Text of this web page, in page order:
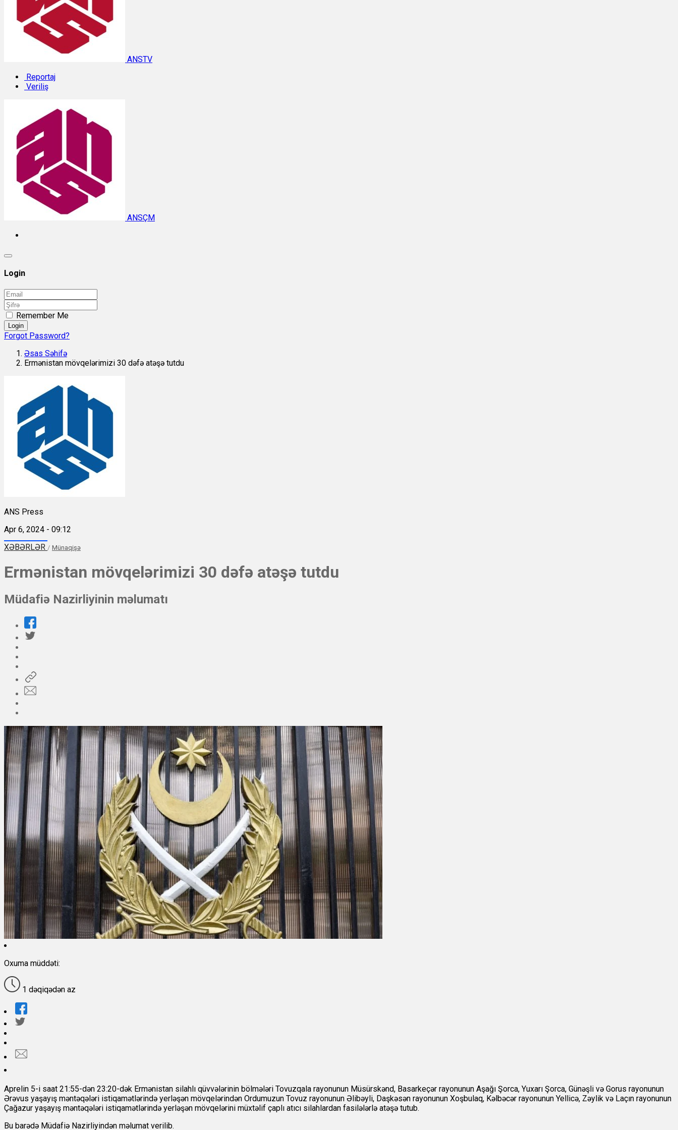
ANSTV
Reportaj
Veriliş
ANSÇM
Login
Remember Me
Login
Forgot Password?
Əsas Səhifə
Ermənistan mövqelərimizi 30 dəfə atəşə tutdu
ANS Press
Apr 6, 2024 - 09:12
XƏBƏRLƏR / Münaqişə
Ermənistan mövqelərimizi 30 dəfə atəşə tutdu
Müdafiə Nazirliyinin məlumatı
Oxuma müddəti:
1 dəqiqədən az
Aprelin 5-i saat 21:55-dən 23:20-dək Ermənistan silahlı qüvvələrinin bölmələri Tovuzqala rayonunun Müsürskənd, Basarkeçər rayonunun Aşağı Şorca, Yuxarı Şorca, Günəşli və Gorus rayonunun
Ərəvus yaşayış məntəqələri istiqamətlərində yerləşən mövqelərindən Ordumuzun Tovuz rayonunun Əlibəyli, Daşkəsən rayonunun Xoşbulaq, Kəlbəcər rayonunun Yellicə, Zəylik və Laçın rayonunun
Çağazur yaşayış məntəqələri istiqamətlərində yerləşən mövqelərini müxtəlif çaplı atıcı silahlardan fasilələrlə atəşə tutub.
Bu barədə Müdafiə Nazirliyindən məlumat verilib.